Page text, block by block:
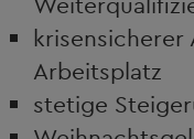
krisensicherer
Arbeitsplatz
stetige